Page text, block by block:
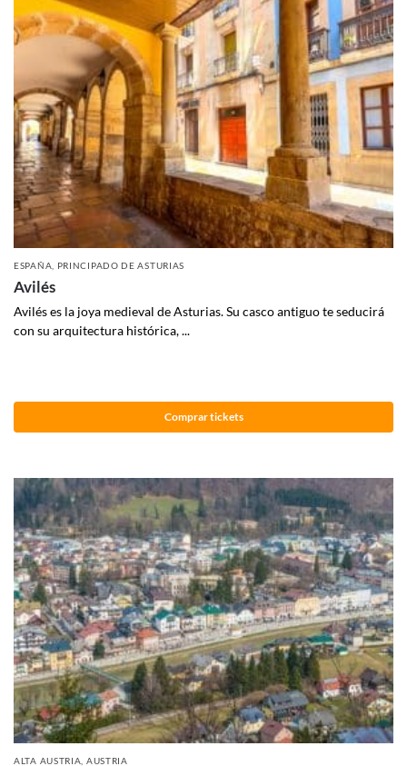
ESPAÑA PRINCIPADO DE ASTURIAS
Avilés
Avilés es la joya medieval de Asturias. Su casco antiguo te seducirá
con su arquitectura histórica, ...
Comprar tickets
ALTA AUSTRIA, AUSTRIA